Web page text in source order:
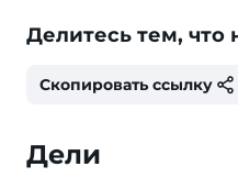
Делитесь тем, что
Скопировать ссылку
Дели